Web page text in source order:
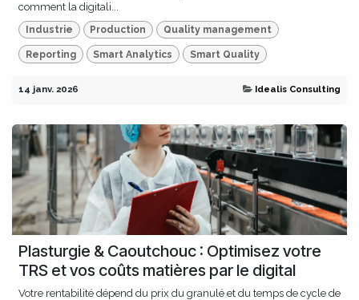
comment la digitali...
Industrie Production Quality management
Reporting Smart Analytics Smart Quality
14 janv. 2026 Idealis Consulting
Plasturgie & Caoutchouc : Optimisez votre
TRS et vos coûts matières par le digital
Votre rentabilité dépend du prix du granulé et du temps de cycle de